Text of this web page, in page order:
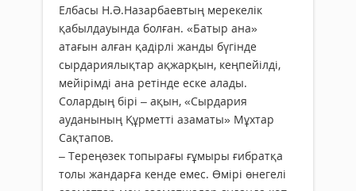
Елбасы Н.Ә.Назарбаевтың мерекелік
қабылдауында болған. «Батыр ана»
атағын алған қадірлі жанды бүгінде
сырдариялықтар ақжарқын, кеңпейілді,
мейірімді ана ретінде еске алады.
Солардың бірі – ақын, «Сырдария
ауданының Құрметті азаматы» Мұхтар
Сақтапов.
– Тереңөзек топырағы ғұмыры ғибратқа
толы жандарға кенде емес. Өмірі өнегелі